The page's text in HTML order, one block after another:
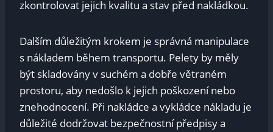
zkontrolovat jejich kvalitu a stav před nakládkou.
Dalším důležitým krokem je správná manipulace
s nákladem během transportu. Pelety by měly
být skladovány v suchém a dobře větraném
prostoru, aby nedošlo k jejich poškození nebo
znehodnocení. Při nakládce a vykládce nákladu je
důležité dodržovat bezpečnostní předpisy a